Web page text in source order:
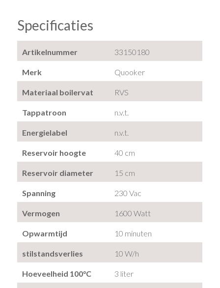
Specificaties
Artikelnummer 33150180
Merk Quooker
Materiaal boilervat RVS
Tappatroon n.v.t.
Energielabel n.v.t.
Reservoir hoogte 40 cm
Reservoir diameter 15 cm
Spanning 230 Vac
Vermogen 1600 Watt
Opwarmtijd 10 minuten
stilstandsverlies 10 W/h
Hoeveelheid 100°C 3 liter